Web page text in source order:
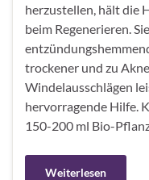
herzustellen, hält die
beim Regenerieren.
trockener und zu
Windelausschlägen
hervorragende Hilfe.
150-200 ml Bio-
Weiterlesen